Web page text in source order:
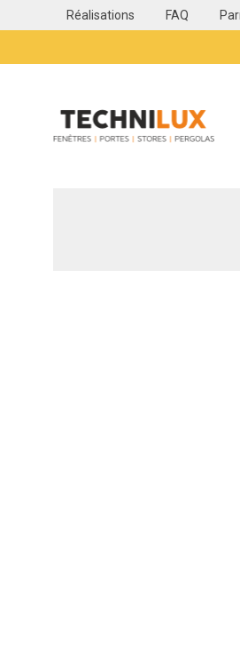
Réalisations FAQ
Technilux TECHNILUX votre
Fil